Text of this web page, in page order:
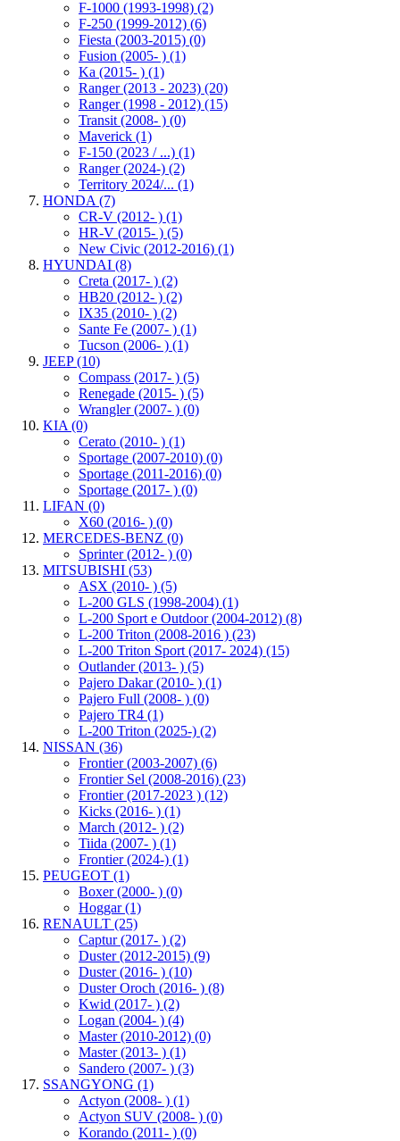
F-1000 (1993-1998) (2)
F-250 (1999-2012) (6)
Fiesta (2003-2015) (0)
Fusion (2005- ) (1)
Ka (2015- ) (1)
Ranger (2013 - 2023) (20)
Ranger (1998 - 2012) (15)
Transit (2008- ) (0)
Maverick (1)
F-150 (2023 / ...) (1)
Ranger (2024-) (2)
Territory 2024/... (1)
HONDA (7)
CR-V (2012- ) (1)
HR-V (2015- ) (5)
New Civic (2012-2016) (1)
HYUNDAI (8)
Creta (2017- ) (2)
HB20 (2012- ) (2)
IX35 (2010- ) (2)
Sante Fe (2007- ) (1)
Tucson (2006- ) (1)
JEEP (10)
Compass (2017- ) (5)
Renegade (2015- ) (5)
Wrangler (2007- ) (0)
KIA (0)
Cerato (2010- ) (1)
Sportage (2007-2010) (0)
Sportage (2011-2016) (0)
Sportage (2017- ) (0)
LIFAN (0)
X60 (2016- ) (0)
MERCEDES-BENZ (0)
Sprinter (2012- ) (0)
MITSUBISHI (53)
ASX (2010- ) (5)
L-200 GLS (1998-2004) (1)
L-200 Sport e Outdoor (2004-2012) (8)
L-200 Triton (2008-2016 ) (23)
L-200 Triton Sport (2017- 2024) (15)
Outlander (2013- ) (5)
Pajero Dakar (2010- ) (1)
Pajero Full (2008- ) (0)
Pajero TR4 (1)
L-200 Triton (2025-) (2)
NISSAN (36)
Frontier (2003-2007) (6)
Frontier Sel (2008-2016) (23)
Frontier (2017-2023 ) (12)
Kicks (2016- ) (1)
March (2012- ) (2)
Tiida (2007- ) (1)
Frontier (2024-) (1)
PEUGEOT (1)
Boxer (2000- ) (0)
Hoggar (1)
RENAULT (25)
Captur (2017- ) (2)
Duster (2012-2015) (9)
Duster (2016- ) (10)
Duster Oroch (2016- ) (8)
Kwid (2017- ) (2)
Logan (2004- ) (4)
Master (2010-2012) (0)
Master (2013- ) (1)
Sandero (2007- ) (3)
SSANGYONG (1)
Actyon (2008- ) (1)
Actyon SUV (2008- ) (0)
Korando (2011- ) (0)